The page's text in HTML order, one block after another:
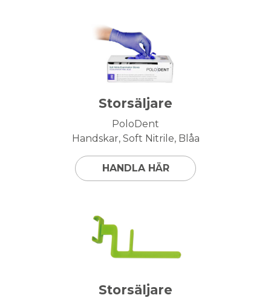
Storsäljare
PoloDent
Handskar, Soft Nitrile, Blåa
HANDLA HÄR
Storsäljare